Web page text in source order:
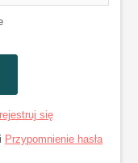
się
Przypomnienie hasła